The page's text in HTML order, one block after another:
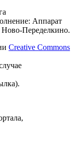
Аппарат
Ново-Переделкино.
Creative Commons